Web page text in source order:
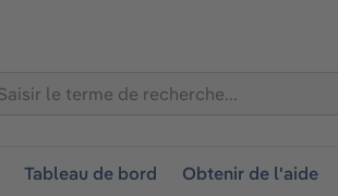
Tableau de bord Obtenir de l'aide